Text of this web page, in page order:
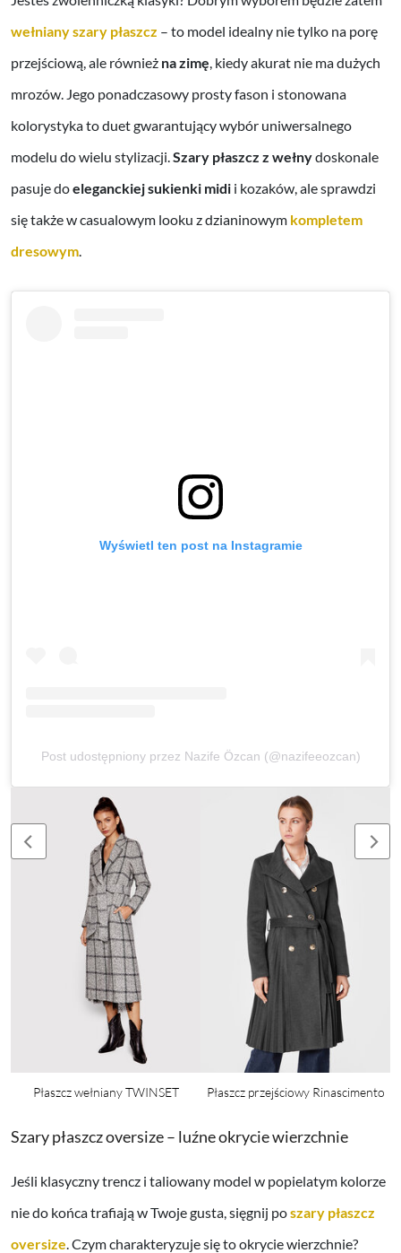
wełniany szary płaszcz – to model idealny nie tylko na porę
przejściową, ale również na zimę, kiedy akurat nie ma dużych
mrozów. Jego ponadczasowy prosty fason i stonowana
kolorystyka to duet gwarantujący wybór uniwersalnego
modelu do wielu stylizacji.Szary płaszcz z wełnydoskonale
pasuje doeleganckiej sukienki midi i kozaków, ale sprawdzi
się także w casualowym looku z dzianinowym kompletem
dresowym.
Wyświetl ten post na Instagramie
Post udostępniony przez Nazife Özcan (@nazifeeozcan)
Płaszcz wełniany TWINSET Płaszcz przejściowy Rinascimento
Szary płaszcz oversize – luźne okrycie wierzchnie
Jeśli klasyczny trencz i taliowany model w popielatym kolorze
nie do końca trafiają w Twoje gusta, sięgnij poszary płaszcz
oversize. Czym charakteryzuje się to okrycie wierzchnie?